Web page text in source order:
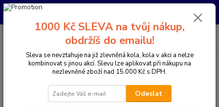
Pro nachystání kola / doplňků na prodejně si prosím zavolejte dopředu.
Menu
CZK
PO-PÁ 10:00-17:00 | SO: 9:00-12:00
1000 Kč SLEVA na tvůj nákup,
obdržíš do emailu!
Sleva se nevztahuje na již zlevněná kola, kola v akci a nelze
kombinovat s jinou akcí. Slevu lze aplikovat při nákupu na
nezlevněné zboží nad 15.000 Kč s DPH.
Odeslat